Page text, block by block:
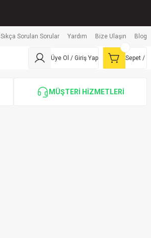
Sıkça Sorulan Sorular Yardım Bize Ulaşın Blog
Üye Ol / Giriş Yap Sepet /
MÜŞTERİ HİZMETLERİ